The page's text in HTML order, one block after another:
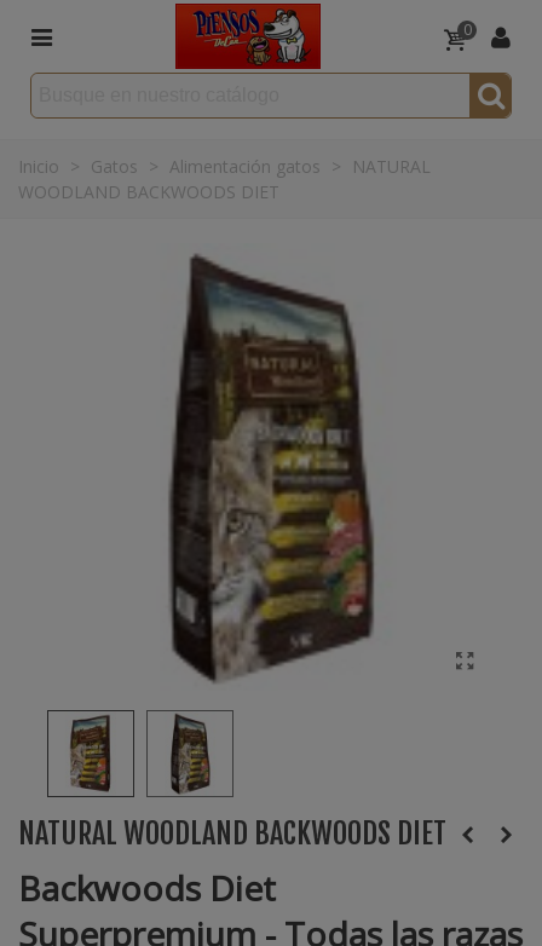
0
Inicio > Gatos > Alimentación gatos >
NATURAL
WOODLAND BACKWOODS DIET
NATURAL WOODLAND BACKWOODS DIET
Backwoods Diet
Superpremium - Todas las razas